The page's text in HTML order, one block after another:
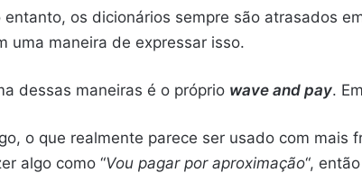
entanto, os dicionários sempre são atrasados
uma maneira de expressar isso.
dessas maneiras é o próprio wave and pay.
o que realmente parece ser usado com mais
algo como “Vou pagar por aproximação“,